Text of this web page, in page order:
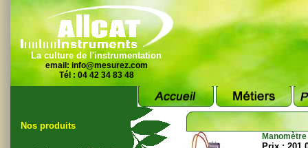
La culture de l'instrumentation
email: info@mesurez.com
Tél : 04 42 34 83 48
Nos produits